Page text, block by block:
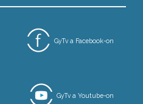
GyTv a Facebook-on
GyTv a Youtube-on